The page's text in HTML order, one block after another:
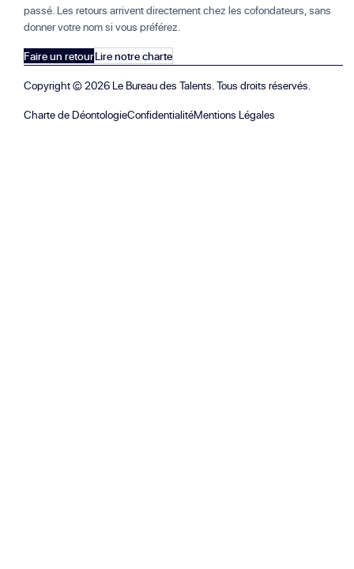
passé. Les retours arrivent directement chez les cofondateurs, sans
donner votre nom si vous préférez.
Faire un retourLire notre charte
Copyright ©2026 Le Bureau des Talents. Tous droits réservés.
Charte de DéontologieConfidentialitéMentions Légales